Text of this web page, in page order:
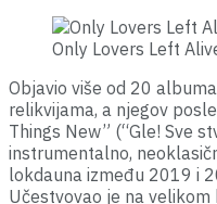
Only Lovers Left
Objavio više od 20
relikvijama, a njegov
Things New” (“Gle! Sve
instrumentalno,
lokdauna između 2019 i
Učestvovao je na